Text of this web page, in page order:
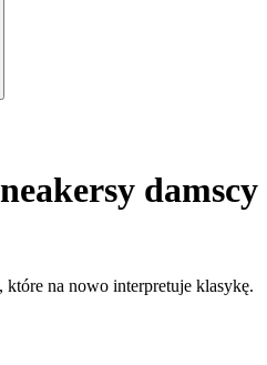
damscy
na nowo interpretuje klasykę.